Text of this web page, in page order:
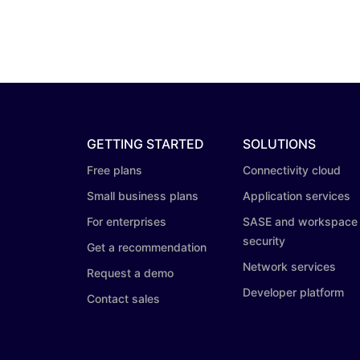
GETTING STARTED
Free plans
Small business plans
For enterprises
Get a recommendation
Request a demo
Contact sales
SOLUTIONS
Connectivity cloud
Application services
SASE and workspace
security
Network services
Developer platform